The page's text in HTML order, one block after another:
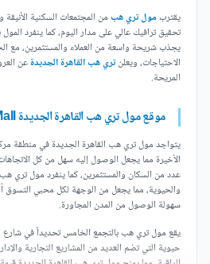
يقتربمول تري هبمن المجتمعات السكنية
تحقيق ترافيك عالي على مدار اليوم، كما ينفرد
يجذب شريحة واسعة من العملاء والمستثمرين، مع
الاحتياجات، ويعلنتري هب القاهرة الجديدةعن
المريحة.
موقع مول تري هب القاهرة الجديدة Tri Hub Mall
يتواجد مول تري هب القاهرة الجديدة في منطقة
الأخيرة مما يجعل الوصول إليه سهل من كل
عدد من السكان والمستثمرين، كما ينفرد مول تري
والحيوية، مما يجعل من الوجهة لكل محبي التسوق
سهولة الوصول من المدن المجاورة.
يقع مول تري هب بالتجمع الخامس تحديداً في شارع
حيوية التي تضم العديد من المشاريع التجارية